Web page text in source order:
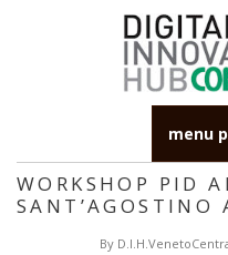
menu
WORKSHOP PID
SANT’AGOSTINO
By